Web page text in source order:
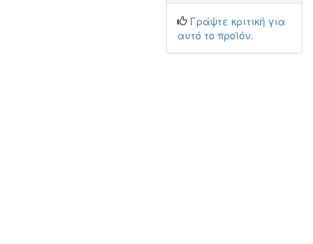
Γράψτε κριτική για
αυτό το προϊόν.